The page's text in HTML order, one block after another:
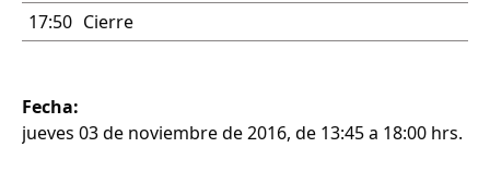
17:50 Cierre
Fecha:
jueves 03 de noviembre de 2016, de 13:45 a 18:00 hrs.